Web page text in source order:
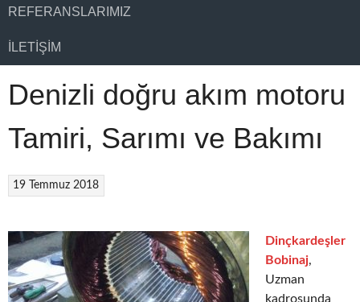
REFERANSLARIMIZ
İLETIŞIM
Denizli doğru akım motoru
Tamiri, Sarımı ve Bakımı
19 Temmuz 2018
Dinçkardeşler
Bobinaj,
Uzman
kadrosunda